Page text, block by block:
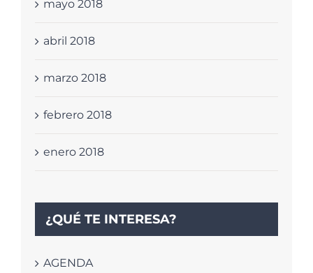
mayo 2018
abril 2018
marzo 2018
febrero 2018
enero 2018
¿QUÉ TE INTERESA?
AGENDA